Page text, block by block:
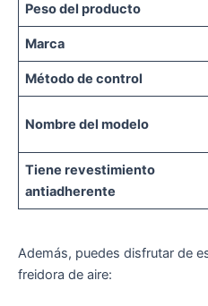
Peso del producto
Marca
Método de control
Nombre del modelo
Tiene revestimiento
antiadherente
Además, puedes disfrutar de
freidora de aire: